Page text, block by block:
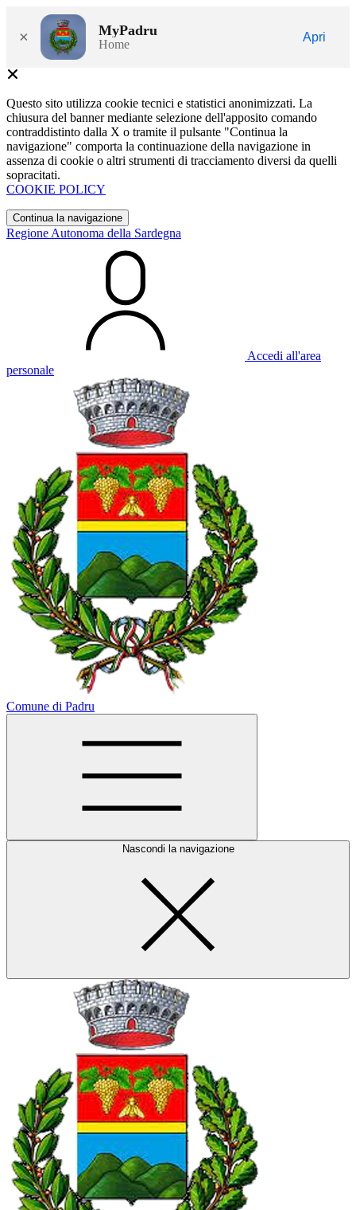
× MyPadru
Home
Apri
Questo sito utilizza cookie tecnici e statistici anonimizzati. La
chiusura del banner mediante selezione dell'apposito comando
contraddistinto dalla X o tramite il pulsante "Continua la
navigazione" comporta la continuazione della navigazione in
assenza di cookie o altri strumenti di tracciamento diversi da quelli
sopracitati.
COOKIE POLICY
Continua la navigazione
Regione Autonoma della Sardegna
Accedi all'area
personale
Comune di Padru
Nascondi la navigazione